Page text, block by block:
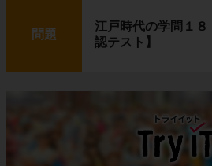
問題
江戸時代の学問１
認テスト】